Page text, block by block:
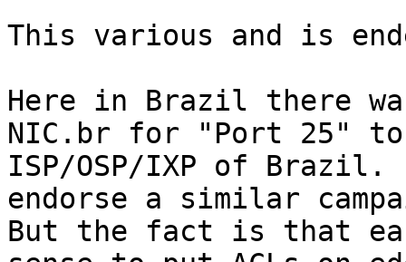
This various and is
Here in Brazil there
NIC.br for "Port 25"
ISP/OSP/IXP of Brazil.
endorse a similar
But the fact is that